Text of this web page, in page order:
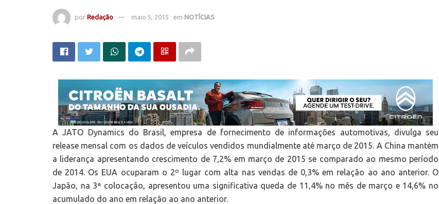
por Redação maio 5, 2015 em NOTÍCIAS
A JATO Dynamics do Brasil, empresa de fornecimento de informações automotivas, divulga seu
release mensal com os dados de veículos vendidos mundialmente até março de 2015. A China mantém
a liderança apresentando crescimento de 7,2% em março de 2015 se comparado ao mesmo período
de 2014. Os EUA ocuparam o 2º lugar com alta nas vendas de 0,3% em relação ao ano anterior. O
Japão, na 3ª colocação, apresentou uma significativa queda de 11,4% no mês de março e 14,6% no
acumulado do ano em relação ao ano anterior.